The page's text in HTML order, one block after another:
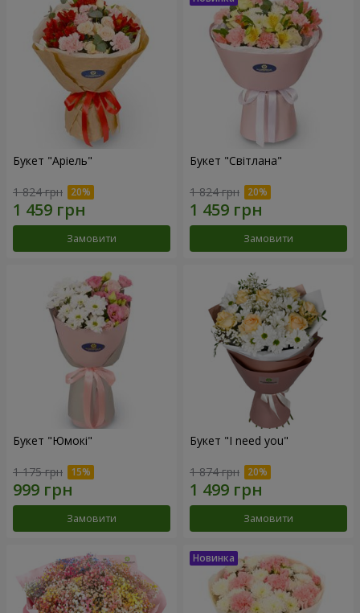
Букет "Аріель"
1 824 грн
Замовити
Букет "Світлана"
1 824 грн
Замовити
Букет "Юмокі"
1 175 грн
Замовити
Букет "I need you"
1 874 грн
Замовити